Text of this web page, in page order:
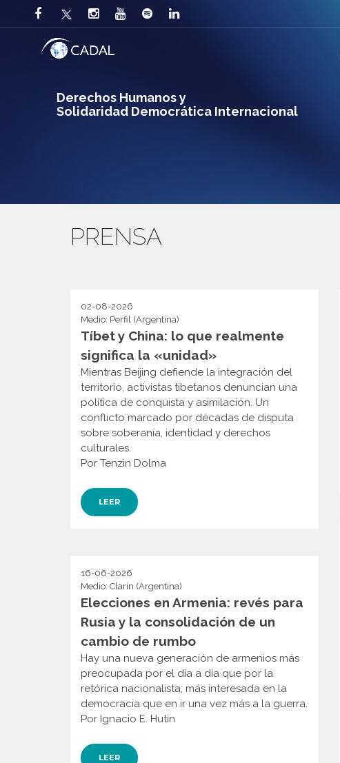
Derechos Humanos y
Solidaridad Democrática Internacional
PRENSA
02-08-2026
Medio: Perfil (Argentina)
Tíbet y China: lo que realmente
significa la «unidad»
Mientras Beijing defiende la integración del
territorio, activistas tibetanos denuncian una
política de conquista y asimilación. Un
conflicto marcado por décadas de disputa
sobre soberanía, identidad y derechos
culturales.
Por Tenzin Dolma
LEER
16-06-2026
Medio: Clarín (Argentina)
Elecciones en Armenia: revés para
Rusia y la consolidación de un
cambio de rumbo
Hay una nueva generación de armenios más
preocupada por el día a día que por la
retórica nacionalista; más interesada en la
democracia que en ir una vez más a la guerra.
Por Ignacio E. Hutin
LEER